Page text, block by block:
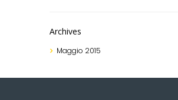
Archives
Maggio 2015